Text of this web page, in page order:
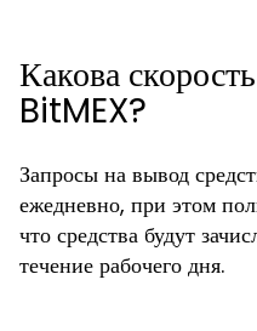
Какова
BitMEX?
Запросы на вывод
ежедневно, при этом
что средства будут
течение рабочего дня.